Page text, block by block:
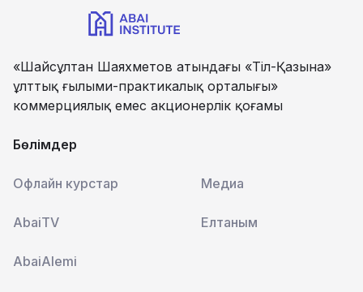
«Шайсұлтан Шаяхметов атындағы «Тіл-Қазына»
ұлттық ғылыми-практикалық орталығы»
коммерциялық емес акционерлік қоғамы
Бөлімдер
Офлайн курстар Медиа
AbaiTV Елтаным
AbaiAlemi